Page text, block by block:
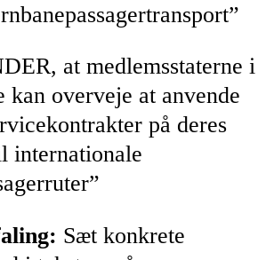
at medlemsstaterne i
overveje at anvende
på deres
internationale
Sæt konkrete